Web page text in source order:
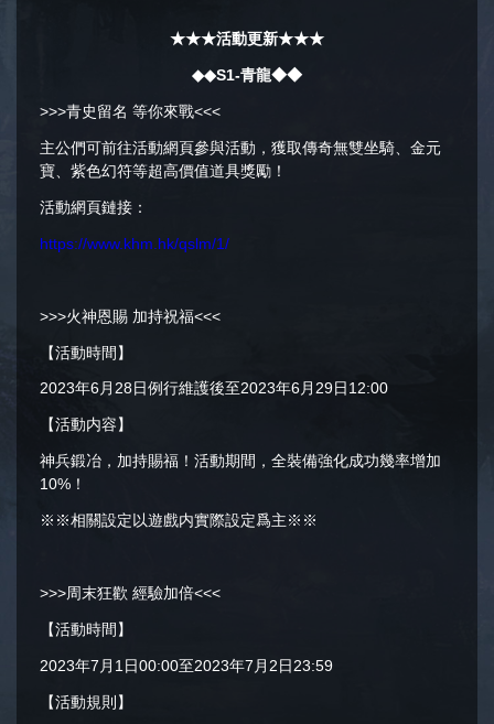
★★★活動更新★★★
◆◆S1-青龍◆◆
>>>青史留名 等你來戰<<<
主公們可前往活動網頁參與活動，獲取傳奇無雙坐騎、金元
寶、紫色幻符等超高價值道具獎勵！
活動網頁鏈接：
https://www.khm.hk/qslm/1/
>>>火神恩賜 加持祝福<<<
【活動時間】
2023年6月28日例行維護後至2023年6月29日12:00
【活動内容】
神兵鍛冶，加持賜福！活動期間，全裝備強化成功幾率增加
10%！
※※相關設定以遊戲内實際設定爲主※※
>>>周末狂歡 經驗加倍<<<
【活動時間】
2023年7月1日00:00至2023年7月2日23:59
【活動規則】